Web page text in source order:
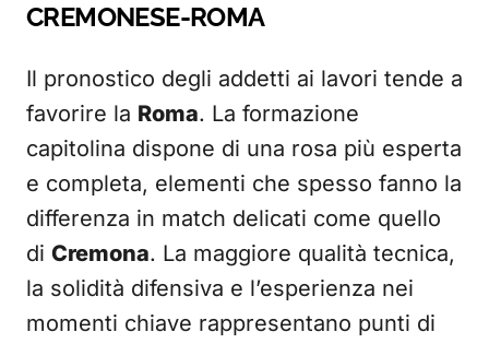
CREMONESE-ROMA
Il pronostico degli addetti ai lavori tende a
favorire la Roma. La formazione
capitolina dispone di una rosa più esperta
e completa, elementi che spesso fanno la
differenza in match delicati come quello
di Cremona. La maggiore qualità tecnica,
la solidità difensiva e l’esperienza nei
momenti chiave rappresentano punti di